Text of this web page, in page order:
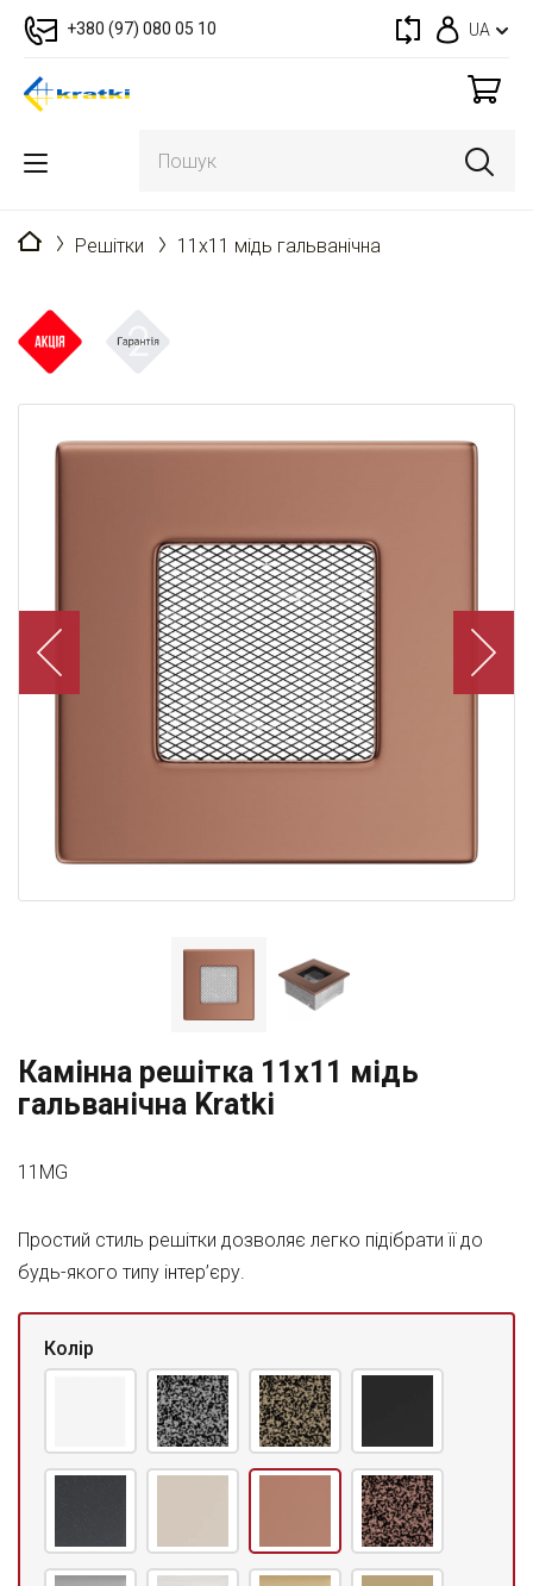
+380 (97) 080 05 10 UA
Головна
Решітки 11x11 мідь гальванічна
Камінна решітка 11x11 мідь
гальванічна Kratki
11MG
Простий стиль решітки дозволяє легко підібрати її до
будь-якого типу інтер’єру.
Колір